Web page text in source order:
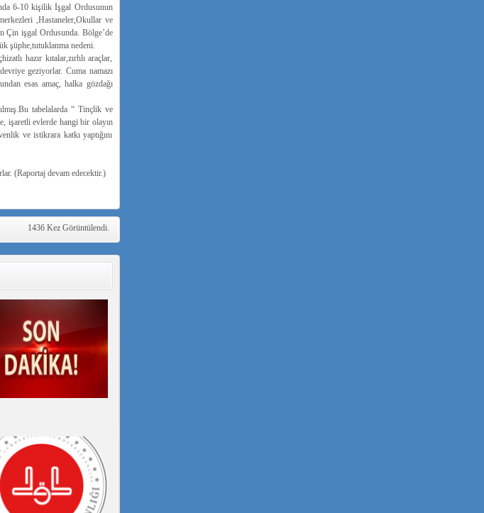
6-10 kişilik İşgal Ordusunun
,Hastaneler,Okullar ve
Çin işgal Ordusunda. Bölge’de
şüphe,tutuklanma nedeni.
hazır kıtalar,zırhlı araçlar,
geziyorlar. Cuma namazı
esas amaç, halka gözdağı
tabelalarda “ Tinçlik ve
işaretli evlerde hangi bir olayın
ve istikrara katkı yaptığını
(Raportaj devam edecektir.)
1436 Kez Görüntülendi.